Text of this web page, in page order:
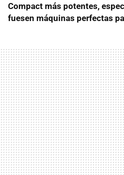
Compact más potentes,
fuesen máquinas perfectas